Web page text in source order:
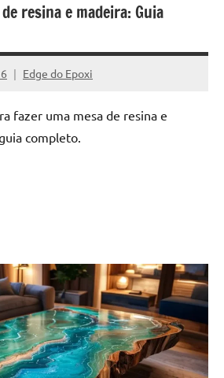
resina e madeira: Guia
Edge do Epoxi
fazer uma mesa de resina e
completo.